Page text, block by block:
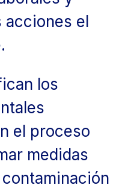
acciones el
los
el proceso
medidas